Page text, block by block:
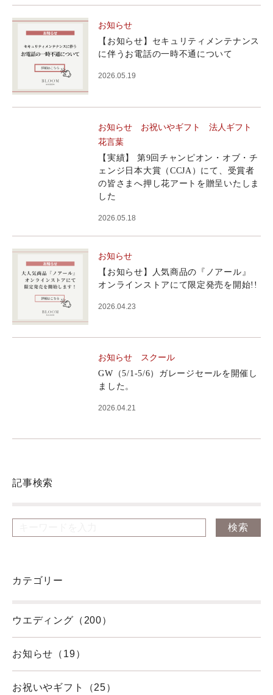
お知らせ
【お知らせ】セキュリティメンテナンス
に伴うお電話の一時不通について
2026.05.19
お知らせ お祝いやギフト
法人ギフト
花言葉
【実績】 第9回チャンピオン・オブ・チ
ェンジ日本大賞（CCJA）にて、受賞者
の皆さまへ押し花アートを贈呈いたしま
した
2026.05.18
お知らせ
【お知らせ】人気商品の『ノアール』
オンラインストアにて限定発売を開始!!
2026.04.23
お知らせ スクール
GW（5/1-5/6）ガレージセールを開催し
ました。
2026.04.21
記事検索
カテゴリー
ウエディング（200）
お知らせ（19）
お祝いやギフト（25）